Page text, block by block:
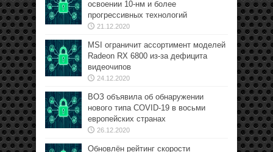
освоении 10-нм и более
прогрессивных технологий
21.12.2020
MSI ограничит ассортимент моделей
Radeon RX 6800 из-за дефицита
видеочипов
24.12.2020
ВОЗ объявила об обнаружении
нового типа COVID-19 в восьми
европейских странах
26.12.2020
Обновлён рейтинг скорости